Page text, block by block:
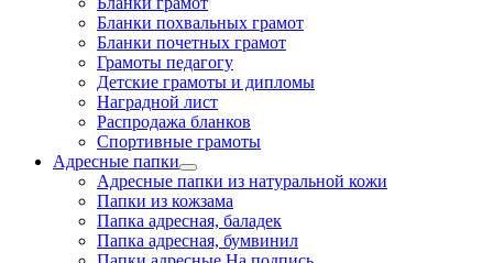
Бланки похвальных грамот
Бланки почетных грамот
Грамоты педагогу
Детские грамоты и дипломы
Наградной лист
Распродажа бланков
Спортивные грамоты
Адресные папки
Адресные папки из натуральной кожи
Папки из кожзама
Папка адресная, баладек
Папка адресная, бумвинил